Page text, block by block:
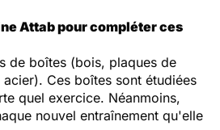
Attab pour compléter ces
de boîtes (bois, plaques de
Ces boîtes sont étudiées
quel exercice. Néanmoins,
nouvel entraînement qu'elle